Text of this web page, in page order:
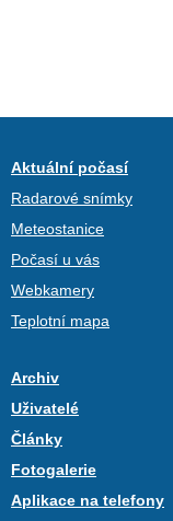
Aktuální počasí
Radarové snímky
Meteostanice
Počasí u vás
Webkamery
Teplotní mapa
Archiv
Uživatelé
Články
Fotogalerie
Aplikace na telefony